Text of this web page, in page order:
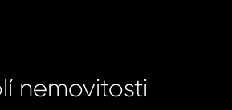
nemovitosti